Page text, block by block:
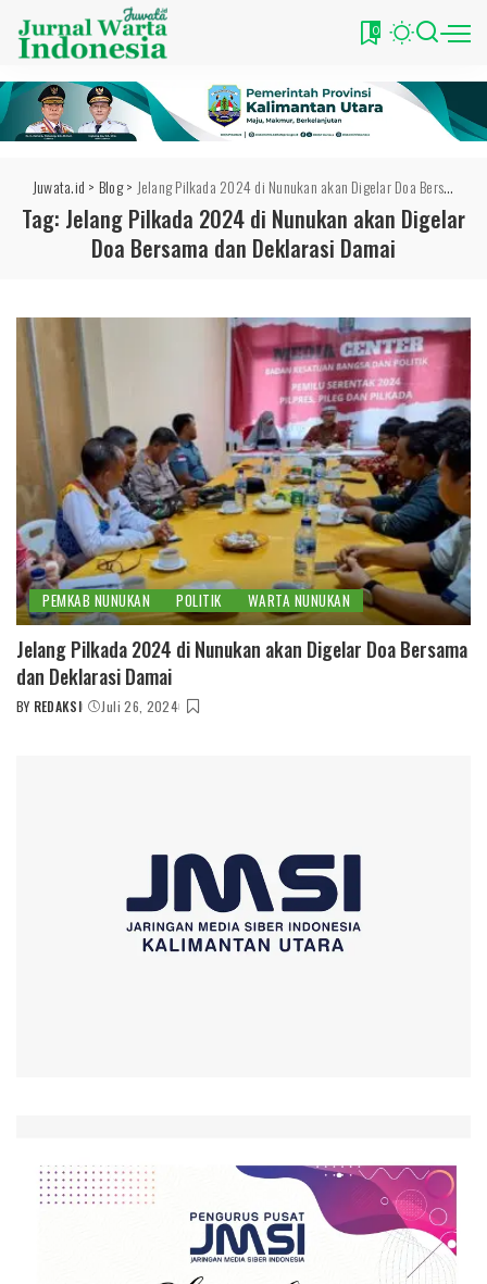
0
Juwata.id > Blog> Jelang Pilkada 2024 di Nunukan akan Digelar Doa Bersama dan Deklarasi Damai
Tag: Jelang Pilkada 2024 di Nunukan akan Digelar
Doa Bersama dan Deklarasi Damai
PEMKAB NUNUKAN POLITIK WARTA NUNUKAN
Jelang Pilkada 2024 di Nunukan akan Digelar Doa Bersama
dan Deklarasi Damai
POSTED
BY REDAKSI Juli 26, 2024